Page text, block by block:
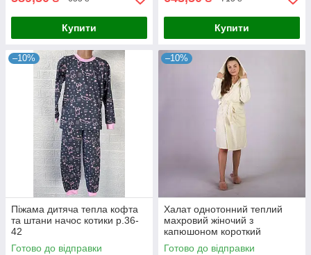
Купити Купити
–10%
Піжама дитяча тепла кофта
та штани начос котики р.36-
42
Готово до відправки
–10%
Халат однотонний теплий
махровий жіночий з
капюшоном короткий
молочний р.42-54
Готово до відправки